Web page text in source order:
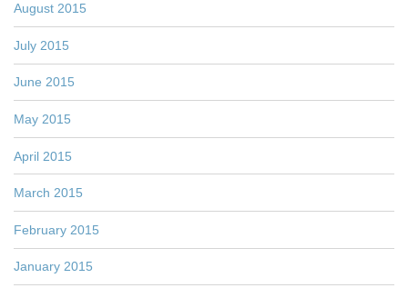
August 2015
July 2015
June 2015
May 2015
April 2015
March 2015
February 2015
January 2015